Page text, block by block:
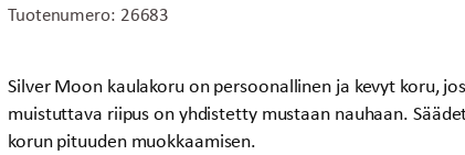
Tuotenumero: 26683
Silver Moon kaulakoru on persoonallinen ja kevyt koru,
muistuttava riipus on yhdistetty mustaan nauhaan.
korun pituuden muokkaamisen.